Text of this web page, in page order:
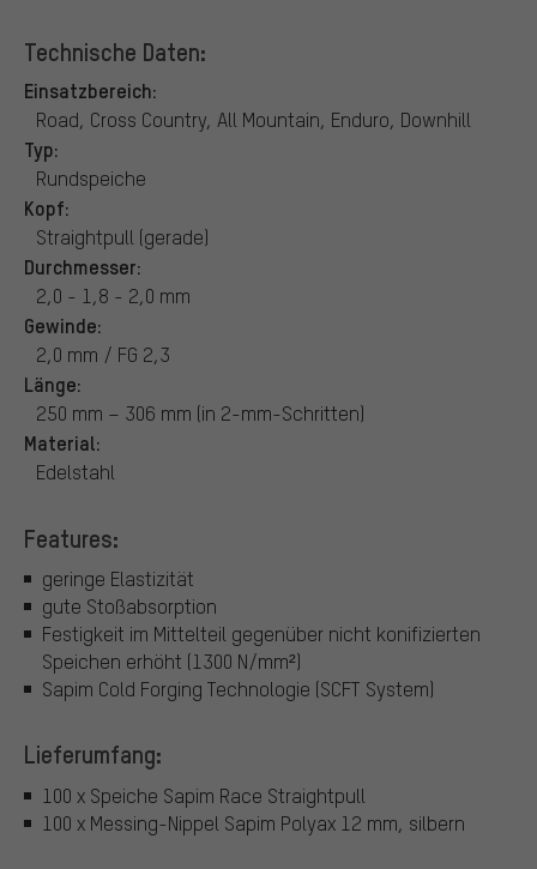
Technische Daten:
Einsatzbereich:
Road, Cross Country, All Mountain, Enduro, Downhill
Typ:
Rundspeiche
Kopf:
Straightpull (gerade)
Durchmesser:
2,0 - 1,8 - 2,0 mm
Gewinde:
2,0 mm / FG 2,3
Länge:
250 mm – 306 mm (in 2-mm-Schritten)
Material:
Edelstahl
Features:
geringe Elastizität
gute Stoßabsorption
Festigkeit im Mittelteil gegenüber nicht konifizierten
Speichen erhöht (1300 N/mm²)
Sapim Cold Forging Technologie (SCFT System)
Lieferumfang:
100 x Speiche Sapim Race Straightpull
100 x Messing-Nippel Sapim Polyax 12 mm, silbern